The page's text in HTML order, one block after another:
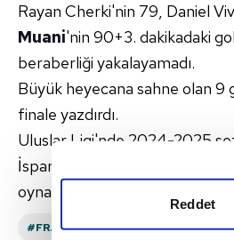
Reddet
Rayan Cherki'nin 79, Daniel
Muani'nin 90+3. dakikadaki
beraberliği yakalayamadı.
Büyük heyecana sahne olan 9
finale yazdırdı.
Uluslar Ligi'nde 2024-2025
İspanya arasındaki final
oynanacak.
#FRANSA #İSPANYA